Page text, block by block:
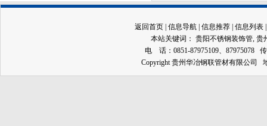
返回首页 | 信息导航 | 信息推荐 | 信息列表
本站关键词： 贵阳不锈钢装饰管 贵
电 话：0851-87975109、87975078
Copyright 贵州华冶钢联管材有限公